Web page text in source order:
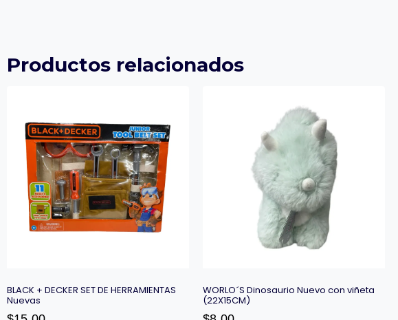
Productos relacionados
BLACK + DECKER SET DE HERRAMIENTAS
Nuevas
WORLO´S Dinosaurio Nuevo con viñeta
(22X15CM)